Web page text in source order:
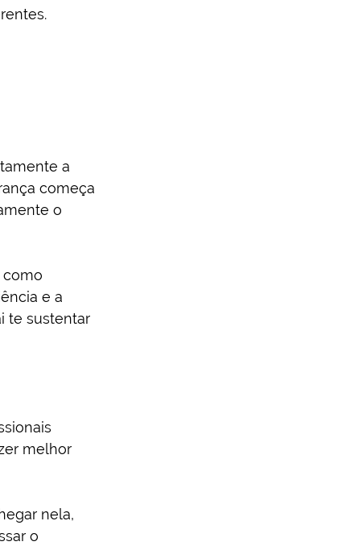
a
começa
o
como
e a
te sustentar
melhor
nela,
o